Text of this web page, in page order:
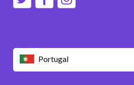
Portugal